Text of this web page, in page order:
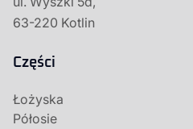
63-220 Kotlin
Części
Łożyska
Półosie